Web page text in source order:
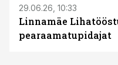
29.06.26, 10:33
Linnamäe
pearaamatupidajat